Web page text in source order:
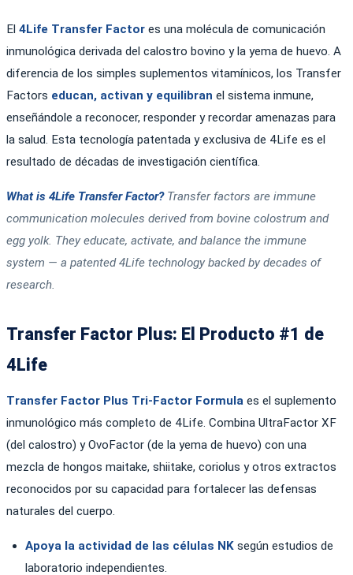
El 4Life Transfer Factor es una molécula de comunicación
inmunológica derivada del calostro bovino y la yema de huevo. A
diferencia de los simples suplementos vitamínicos, los Transfer
Factors educan, activan y equilibran el sistema inmune,
enseñándole a reconocer, responder y recordar amenazas para
la salud. Esta tecnología patentada y exclusiva de 4Life es el
resultado de décadas de investigación científica.
What is 4Life Transfer Factor?Transfer factors are immune
communication molecules derived from bovine colostrum and
egg yolk. They educate, activate, and balance the immune
system — a patented 4Life technology backed by decades of
research.
Transfer Factor Plus: El Producto #1 de
4Life
Transfer Factor Plus Tri-Factor Formula es el suplemento
inmunológico más completo de 4Life. Combina UltraFactor XF
(del calostro) y OvoFactor (de la yema de huevo) con una
mezcla de hongos maitake, shiitake, coriolus y otros extractos
reconocidos por su capacidad para fortalecer las defensas
naturales del cuerpo.
Apoya la actividad de las células NK según estudios de
laboratorio independientes.